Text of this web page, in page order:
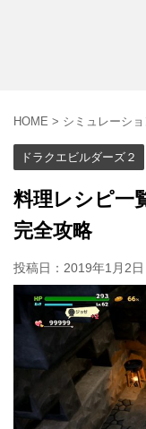
HOME > シミュレーシ
ドラクエビルダーズ２
料理レシピ一
完全攻略
投稿日： 2019年1月2日